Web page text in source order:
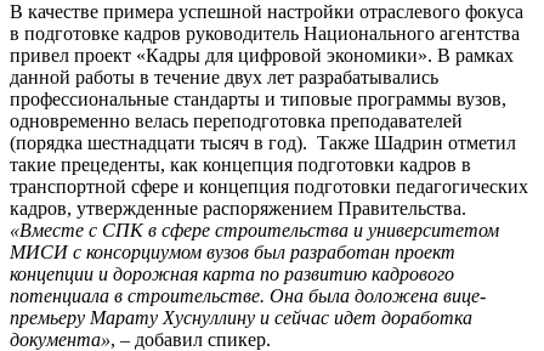
В качестве примера успешной настройки отраслевого фокуса
в подготовке кадров руководитель Национального агентства
привел проект «Кадры для цифровой экономики». В рамках
данной работы в течение двух лет разрабатывались
профессиональные стандарты и типовые программы вузов,
одновременно велась переподготовка преподавателей
(порядка шестнадцати тысяч в год). Также Шадрин отметил
такие прецеденты, как концепция подготовки кадров в
транспортной сфере и концепция подготовки педагогических
кадров, утвержденные распоряжением Правительства.
«Вместе с СПК в сфере строительства и университетом
МИСИ с консорциумом вузов был разработан проект
концепции и дорожная карта по развитию кадрового
потенциала в строительстве. Она была доложена вице-
премьеру Марату Хуснуллину и сейчас идет доработка
документа», – добавил спикер.